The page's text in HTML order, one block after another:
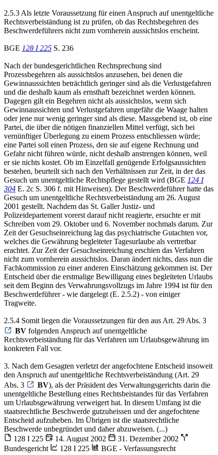
2.5.3 Als letzte Voraussetzung für einen Anspruch auf unentgeltliche
Rechtsverbeiständung ist zu prüfen, ob das Rechtsbegehren des
Beschwerdeführers nicht zum vornherein aussichtslos erscheint.
BGE 128 I 225 S. 236
Nach der bundesgerichtlichen Rechtsprechung sind
Prozessbegehren als aussichtslos anzusehen, bei denen die
Gewinnaussichten beträchtlich geringer sind als die Verlustgefahren
und die deshalb kaum als ernsthaft bezeichnet werden können.
Dagegen gilt ein Begehren nicht als aussichtslos, wenn sich
Gewinnaussichten und Verlustgefahren ungefähr die Waage halten
oder jene nur wenig geringer sind als diese. Massgebend ist, ob eine
Partei, die über die nötigen finanziellen Mittel verfügt, sich bei
vernünftiger Überlegung zu einem Prozess entschliessen würde;
eine Partei soll einen Prozess, den sie auf eigene Rechnung und
Gefahr nicht führen würde, nicht deshalb anstrengen können, weil
er sie nichts kostet. Ob im Einzelfall genügende Erfolgsaussichten
bestehen, beurteilt sich nach den Verhältnissen zur Zeit, in der das
Gesuch um unentgeltliche Rechtspflege gestellt wird (BGE 124 I
304 E. 2c S. 306 f. mit Hinweisen). Der Beschwerdeführer hatte das
Gesuch um unentgeltliche Rechtsverbeiständung am 26. August
2001 gestellt. Nachdem das St. Galler Justiz- und
Polizeidepartement vorerst darauf nicht reagierte, ersuchte er mit
Schreiben vom 29. Oktober und 6. November nochmals darum. Zur
Zeit der Gesuchseinreichung lag das psychiatrische Gutachten vor,
welches die Gewährung begleiteter Tagesurlaube als vertretbar
erachtet. Zur Zeit der Gesuchseinreichung erschien das Verfahren
nicht zum vornherein aussichtslos. Daran ändert nichts, dass nun die
Fachkommission zu einer anderen Einschätzung gekommen ist. Der
Entscheid über die erstmalige Bewilligung eines begleiteten Urlaubs
seit dem Beginn des Verwahrungsvollzugs im Jahre 1994 ist für den
Beschwerdeführer - wie dargelegt (E. 2.5.2) - von einiger
Tragweite.
2.5.4 Somit liegen die Voraussetzungen für den aus Art. 29 Abs. 3
BV folgenden Anspruch auf unentgeltliche
Rechtsverbeiständung für das Verfahren um Urlaubsgewährung im
konkreten Fall vor.
3. Nach dem Gesagten verletzt der angefochtene Entscheid insoweit
den Anspruch auf unentgeltliche Rechtsverbeiständung (Art. 29
Abs. 3
BV), als der Präsident des Verwaltungsgerichts darin die
unentgeltliche Bestellung eines Rechtsbeistandes für das Verfahren
um Urlaubsgewährung verweigert hat. In diesem Umfang ist die
staatsrechtliche Beschwerde gutzuheissen und der angefochtene
Entscheid aufzuheben. Im Übrigen ist die staatsrechtliche
Beschwerde unbegründet und daher abzuweisen. (...)
128 I 225
14. August 2002
31. Dezember 2002
Bundesgericht
128 I 225 BGE - Verfassungsrecht